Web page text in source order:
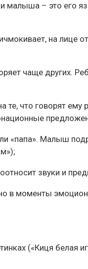
малыша – это его
на лице
чаще других.
что говорят ему
«папа». Малыш
звуки и
в моменты
(«Киця белая